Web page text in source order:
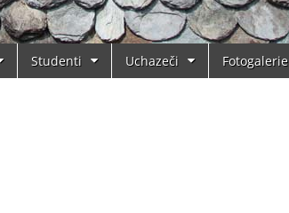
Studenti Uchazeči Fotogalerie